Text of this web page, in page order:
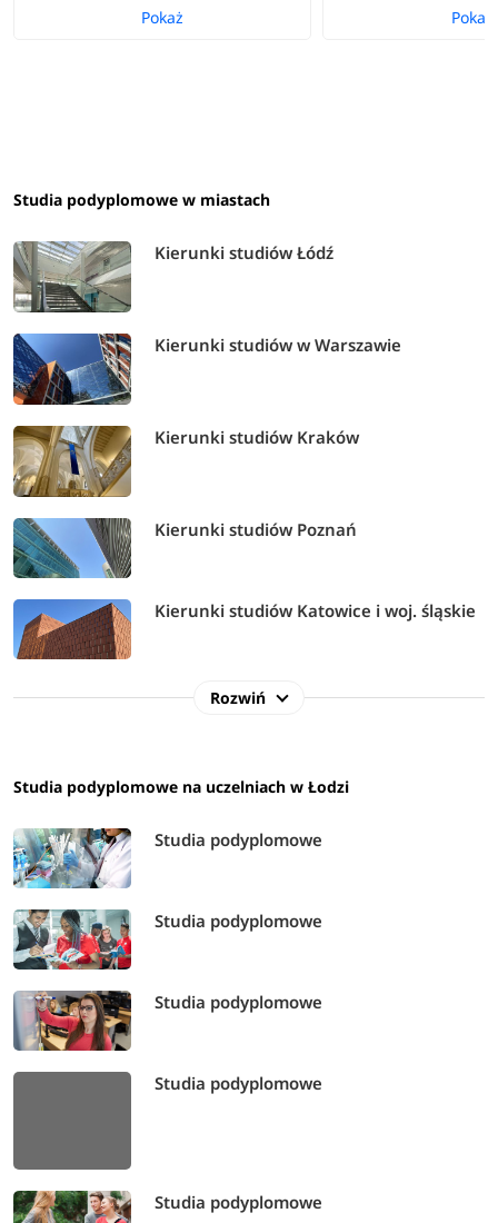
Pokaż Pokaż
Studia podyplomowe w miastach
Kierunki studiów Łódź
Kierunki studiów w Warszawie
Kierunki studiów Kraków
Kierunki studiów Poznań
Kierunki studiów Katowice i woj. śląskie
Rozwiń
Studia podyplomowe na uczelniach w Łodzi
Studia podyplomowe
Studia podyplomowe
Studia podyplomowe
Studia podyplomowe
Studia podyplomowe